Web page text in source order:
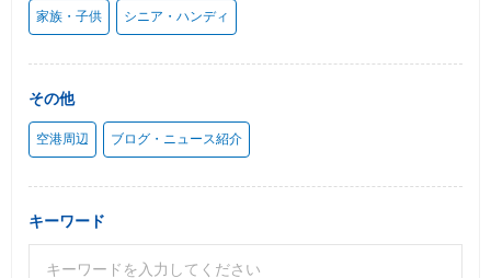
家族・子供 シニア・ハンディ
その他
空港周辺 ブログ・ニュース紹介
キーワード